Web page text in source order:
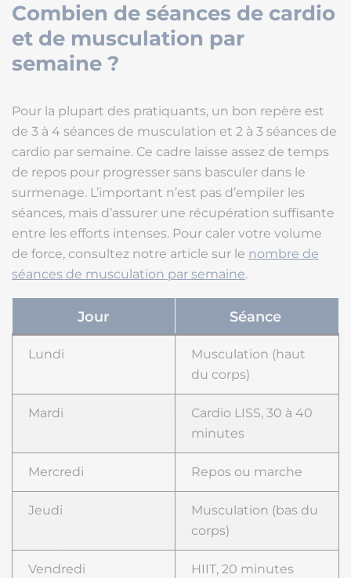
Combien de séances de cardio
et de musculation par
semaine ?
Pour la plupart des pratiquants, un bon repère est
de 3 à 4 séances de musculation et 2 à 3 séances de
cardio par semaine. Ce cadre laisse assez de temps
de repos pour progresser sans basculer dans le
surmenage. L’important n’est pas d’empiler les
séances, mais d’assurer une récupération suffisante
entre les efforts intenses. Pour caler votre volume
de force, consultez notre article sur le nombre de
séances de musculation par semaine.
Jour Séance
Lundi
Musculation (haut
du corps)
Mardi
Cardio LISS, 30 à 40
minutes
Mercredi Repos ou marche
Jeudi
Musculation (bas du
corps)
Vendredi HIIT, 20 minutes